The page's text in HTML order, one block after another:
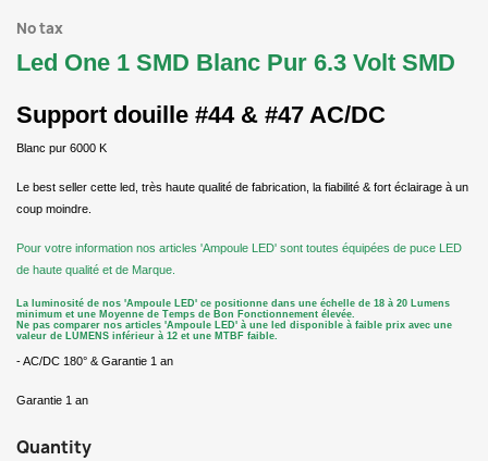
No tax
Led One 1 SMD Blanc Pur 6.3 Volt SMD
Support douille #44 & #47 AC/DC
Blanc pur 6000 K
Le best seller cette led, très haute qualité de fabrication, la fiabilité & fort éclairage à un
coup moindre.
Pour votre information nos articles 'Ampoule LED' sont toutes équipées de puce LED
de haute qualité et de Marque.
La luminosité de nos 'Ampoule LED' ce positionne dans une échelle de 18 à 20 Lumens
minimum et une M oyenne de Temps de Bon Fonctionnement élevée.
Ne pas comparer nos articles 'Ampoule LED' à une led disponible à faible prix avec une
valeur de LUMENS inférieur à 12 et une MTBF faible.
- AC/DC 180° & Garantie 1 an
Garantie 1 an
Quantity